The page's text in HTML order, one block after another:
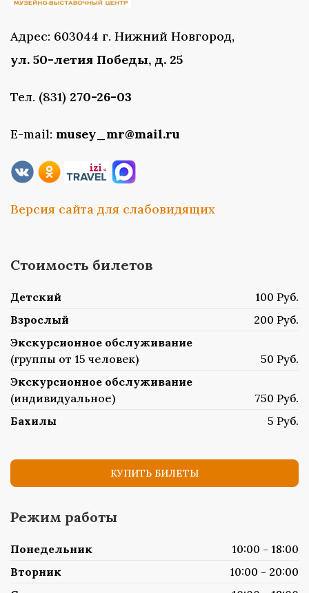
Адрес: 603044 г. Нижний Новгород,
ул. 50-летия Победы, д. 25
Тел. (831) 270-26-03
E-mail: musey_mr@mail.ru
Версия сайта для слабовидящих
Стоимость билетов
Детский
100 Руб.
Взрослый
200 Руб.
Экскурсионное обслуживание
(группы от 15 человек)
50 Руб.
Экскурсионное обслуживание
(индивидуальное)
750 Руб.
Бахилы
5 Руб.
КУПИТЬ БИЛЕТЫ
Режим работы
Понедельник
10:00 - 18:00
Вторник
10:00 - 20:00